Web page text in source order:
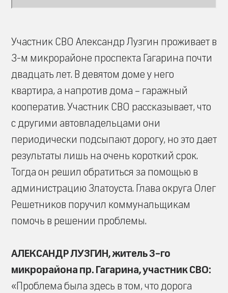
Участник СВО Александр Лузгин проживает в
3-м микрорайоне проспекта Гагарина почти
двадцать лет. В девятом доме у него
квартира, а напротив дома – гаражный
кооператив. Участник СВО рассказывает, что
с другими автовладельцами они
периодически подсыпают дорогу, но это дает
результаты лишь на очень короткий срок.
Тогда он решил обратиться за помощью в
администрацию Златоуста. Глава округа Олег
Решетников поручил коммунальщикам
помочь в решении проблемы.
АЛЕКСАНДР ЛУЗГИН, житель 3-го
микрорайона пр. Гагарина, участник СВО:
«Проблема была здесь в том, что дорога